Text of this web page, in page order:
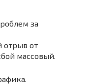
за
отрыв от
массовый.